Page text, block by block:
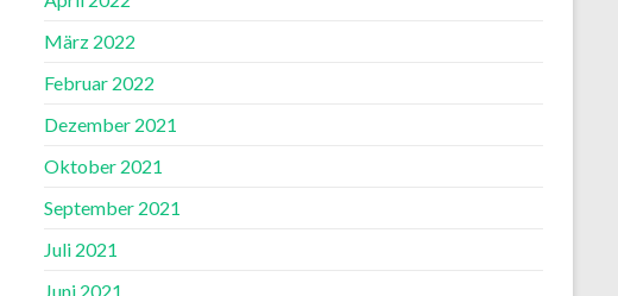
März 2022
Februar 2022
Dezember 2021
Oktober 2021
September 2021
Juli 2021
Juni 2021